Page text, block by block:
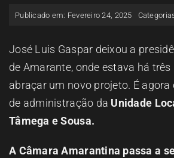
Publicado em: Fevereiro 24, 2025
José Luis Gaspar deixou a
de Amarante, onde estava há
abraçar um novo projeto. É agora
de administração da Unidade
Tâmega e Sousa.
A Câmara Amarantina passa a